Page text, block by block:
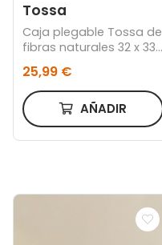
Tossa
Caja plegable Tossa de
fibras naturales 32 x 33
25,99 €
AÑADIR